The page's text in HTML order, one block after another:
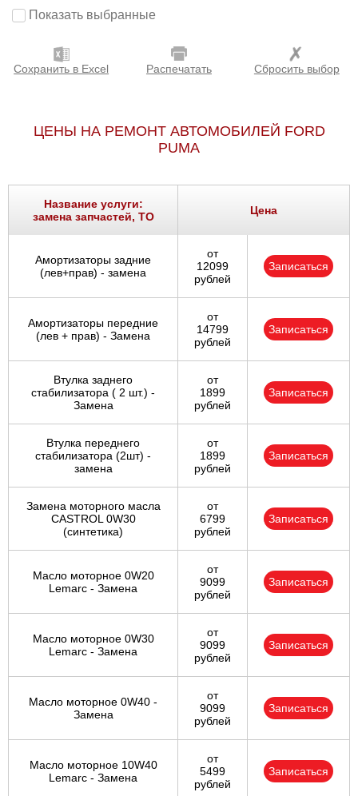
Показать выбранные
Сохранить в Excel Распечатать Сбросить выбор
ЦЕНЫ НА РЕМОНТ АВТОМОБИЛЕЙ FORD
PUMA
Название услуги:
замена запчастей, ТО
Цена
Амортизаторы задние
(лев+прав) - замена
от
12099
рублей
Записаться
Амортизаторы передние
(лев + прав) - Замена
от
14799
рублей
Записаться
Втулка заднего
стабилизатора ( 2 шт.) -
Замена
от
1899
рублей
Записаться
Втулка переднего
стабилизатора (2шт) -
замена
от
1899
рублей
Записаться
Замена моторного масла
CASTROL 0W30
(синтетика)
от
6799
рублей
Записаться
Масло моторное 0W20
Lemarc - Замена
от
9099
рублей
Записаться
Масло моторное 0W30
Lemarc - Замена
от
9099
рублей
Записаться
Масло моторное 0W40 -
Замена
от
9099
рублей
Записаться
Масло моторное 10W40
Lemarc - Замена
от
5499
рублей
Записаться